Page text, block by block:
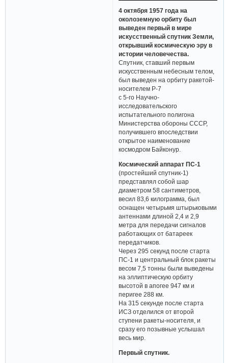
4 октября 1957 года на
околоземную орбиту был
выведен первый в мире
искусственный спутник Земли,
открывший космическую эру в
истории человечества.
Спутник, ставший первым
искусственным небесным телом,
был выведен на орбиту ракетой-
носителем Р-7
с 5-го Научно-
исследовательского
испытательного полигона
Министерства обороны СССР,
получившего впоследствии
открытое наименование
космодром Байконур.
Космический аппарат ПС-1
(простейший спутник-1)
представлял собой шар
диаметром 58 сантиметров,
весил 83,6 килограмма, был
оснащен четырьмя штырьковыми
антеннами длиной 2,4 и 2,9
метра для передачи сигналов
работающих от батареек
передатчиков.
Через 295 секунд после старта
ПС-1 и центральный блок ракеты
весом 7,5 тонны были выведены
на эллиптическую орбиту
высотой в апогее 947 км и
перигее 288 км.
На 315 секунде после старта
ИСЗ отделился от второй
ступени ракеты-носителя, и
сразу его позывные услышал
весь мир.
Первый спутник.